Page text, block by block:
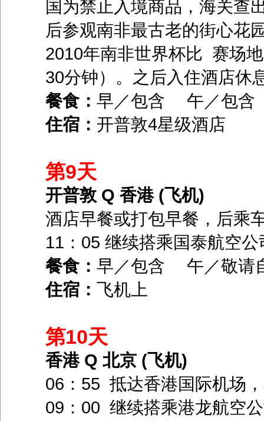
国为禁止入境商品，海关查
后参观南非最古老的街心花
2010年南非世界杯比 赛场
30分钟）。之后入住酒店休
餐食： 早／包含 午／包
住宿： 开普敦4星级酒店
第9天
开普敦 Q 香港 (飞机)
酒店早餐或打包早餐，后乘
11：05 继续搭乘国泰航空
餐食： 早／包含 午／敬
住宿： 飞机上
第10天
香港 Q 北京 (飞机)
06：55 抵达香港国际机场
09：00 继续搭乘港龙航空